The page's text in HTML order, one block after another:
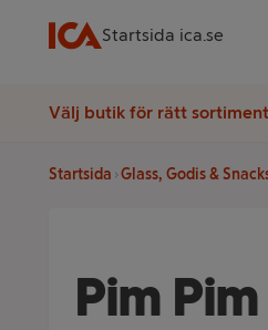
Startsida ica.se
Välj butik för rätt
Startsida Glass, Godis &
Pim